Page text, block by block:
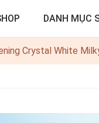
DANH MỤC
Crystal White